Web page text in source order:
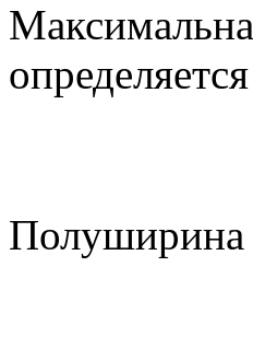
Полуширина